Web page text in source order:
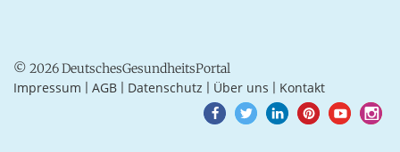
© 2026 DeutschesGesundheitsPortal
Impressum AGB Datenschutz Über uns Kontakt